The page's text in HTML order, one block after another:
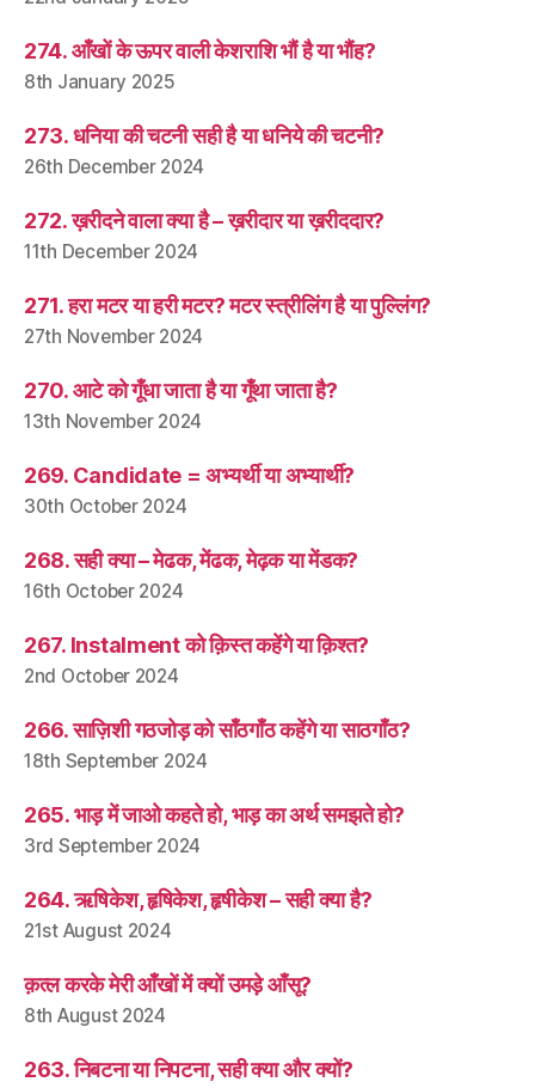
274. आँखों के ऊपर वाली केशराशि भौं है या भौंह?
8th January 2025
273. धनिया की चटनी सही है या धनिये की चटनी?
26th December 2024
272. ख़रीदने वाला क्या है – ख़रीदार या ख़रीददार?
11th December 2024
271. हरा मटर या हरी मटर? मटर स्त्रीलिंग है या पुल्लिंग?
27th November 2024
270. आटे को गूँधा जाता है या गूँथा जाता है?
13th November 2024
269. Candidate = अभ्यर्थी या अभ्यार्थी?
30th October 2024
268. सही क्या – मेढक, मेंढक, मेढ़क या मेंडक?
16th October 2024
267. Instalment को क़िस्त कहेंगे या क़िश्त?
2nd October 2024
266. साज़िशी गठजोड़ को साँठगाँठ कहेंगे या साठगाँठ?
18th September 2024
265. भाड़ में जाओ कहते हो, भाड़ का अर्थ समझते हो?
3rd September 2024
264. ऋषिकेश, हृषिकेश, हृषीकेश – सही क्या है?
21st August 2024
क़त्ल करके मेरी आँखों में क्यों उमड़े आँसू?
8th August 2024
263. निबटना या निपटना, सही क्या और क्यों?